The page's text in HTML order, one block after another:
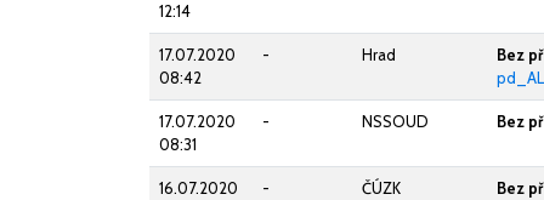
12:14
17.07.2020
08:42
- Hrad
Bez
17.07.2020
08:31
- NSSOUD Bez
16.07.2020
- ČÚZK
Bez